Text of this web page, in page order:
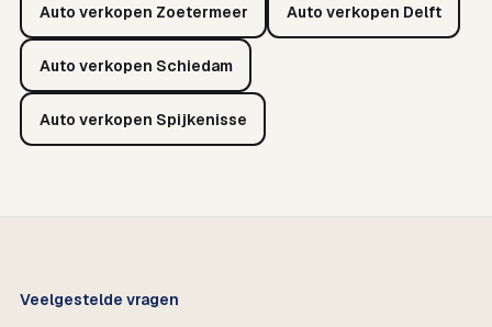
Auto verkopen Zoetermeer Auto verkopen Delft
Auto verkopen Schiedam
Auto verkopen Spijkenisse
Veelgestelde vragen